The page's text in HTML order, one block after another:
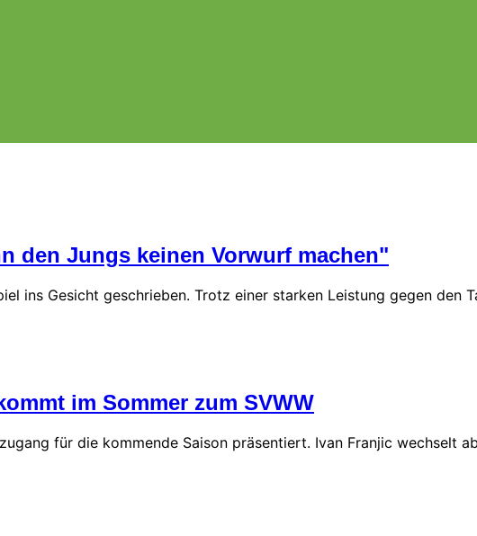
den Jungs keinen Vorwurf machen"
ins Gesicht geschrieben. Trotz einer starken Leistung gegen den
im Sommer zum SVWW
für die kommende Saison präsentiert. Ivan Franjic wechselt